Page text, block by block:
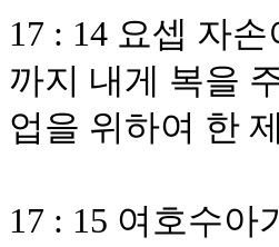
17 : 14 요셉 자
까지 내게 복을
업을 위하여 한
17 : 15 여호수